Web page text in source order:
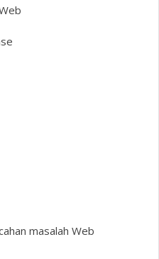
masalah Web